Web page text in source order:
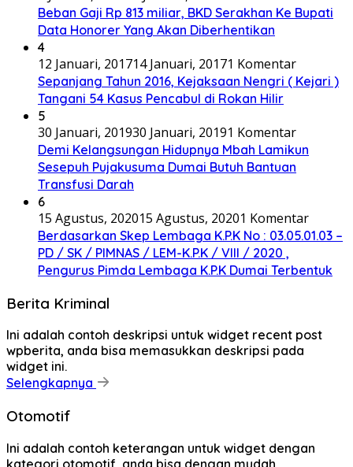
Beban Gaji Rp 813 miliar, BKD Serakhan Ke Bupati
Data Honorer Yang Akan Diberhentikan
4
12 Januari, 201714 Januari, 20171 Komentar
Sepanjang Tahun 2016, Kejaksaan Nengri ( Kejari )
Tangani 54 Kasus Pencabul di Rokan Hilir
5
30 Januari, 201930 Januari, 20191 Komentar
Demi Kelangsungan Hidupnya Mbah Lamikun
Sesepuh Pujakusuma Dumai Butuh Bantuan
Transfusi Darah
6
15 Agustus, 202015 Agustus, 20201 Komentar
Berdasarkan Skep Lembaga K.P.K No : 03.05.01.03 –
PD / SK / PIMNAS / LEM-K.P.K / VIII / 2020 ,
Pengurus Pimda Lembaga K.P.K Dumai Terbentuk
Berita Kriminal
Ini adalah contoh deskripsi untuk widget recent post
wpberita, anda bisa memasukkan deskripsi pada
widget ini.
Selengkapnya
Otomotif
Ini adalah contoh keterangan untuk widget dengan
kategori otomotif, anda bisa dengan mudah